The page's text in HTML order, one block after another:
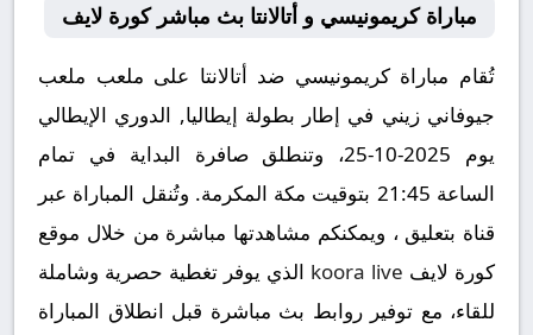
مباراة كريمونيسي و أتالانتا بث مباشر كورة لايف
تُقام مباراة كريمونيسي ضد أتالانتا على ملعب ملعب
جيوفاني زيني في إطار بطولة إيطاليا, الدوري الإيطالي
يوم 2025-10-25، وتنطلق صافرة البداية في تمام
الساعة 21:45 بتوقيت مكة المكرمة. وتُنقل المباراة عبر
قناة بتعليق ، ويمكنكم مشاهدتها مباشرة من خلال موقع
كورة لايف koora live الذي يوفر تغطية حصرية وشاملة
للقاء، مع توفير روابط بث مباشرة قبل انطلاق المباراة